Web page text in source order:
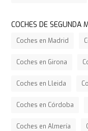
COCHES DE SEGUNDA
Coches en Madrid
Coches en Girona
Coches en Lleida
Coches en Córdoba
Coches en Almería